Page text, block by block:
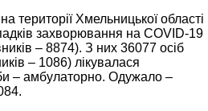
території Хмельницької області
захворювання на COVID-19
– 8874). З них 36077 осіб
– 1086) лікувалася
– амбулаторно. Одужало –